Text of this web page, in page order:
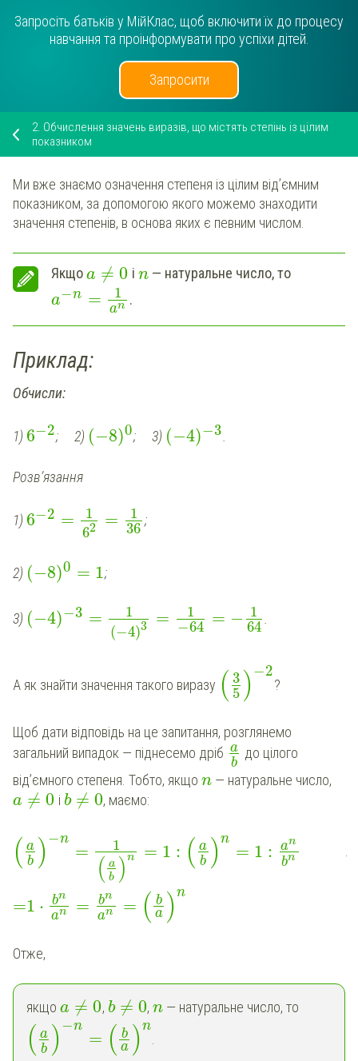
Запросіть батьків у МійКлас, щоб включити їх до процесу
навчання та проінформувати про успіхи дітей.
Запросити
2. Обчислення значень виразів, що містять степінь із цілим
показником
Ми вже знаємо означення степеня із цілим від’ємним
показником, за допомогою якого можемо знаходити
значення степенів, в основа яких є певним числом.
Якщоa ≠ 0 і n— натуральне число, то
a−n = 1
an .
Приклад:
Обчисли:
1) 6−2; 2) (−8)0; 3) (−4)−3
Розв’язання
1) 6−2 =
1
62 =
1
36 ;
2) (−8)0 = 1;
3) (−4)−3 =
1
(−4)3 =
1
−64 = − 1
64
А як знайти значення такого виразу ( 3
5 )−2
?
Щоб дати відповідь на це запитання, розглянемо
загальний випадок — піднесемо дріб a
b
до цілого
від’ємного степеня. Тобто, якщо n — натуральне число,
a ≠ 0 і b ≠ 0, маємо:
( a
b )−n
= 1
( a
b ) n = 1 : ( a
b )n
= 1 : an
bn
=1 ⋅ bn
an = bn
an = ( b
a )n
.
Отже,
якщо a ≠ 0, b ≠ 0, n— натуральне число, то
( a
b )−n
= ( b
a )n
.